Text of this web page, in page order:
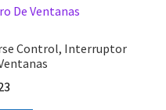
Control, Interruptor